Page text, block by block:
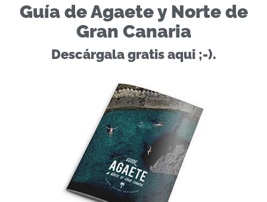
Guía de Agaete y Norte de
Gran Canaria
Descárgala gratis aqui ;-).